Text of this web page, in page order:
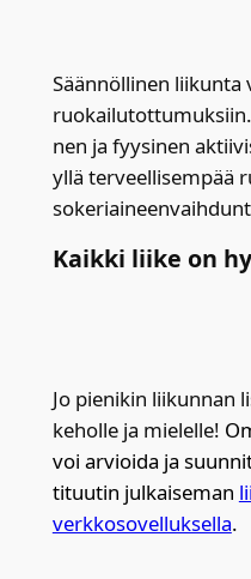
Sään­nöl­li­nen
nen ja fyy­si­nen
yllä ter­veel­li­sem­pää
Kaik­ki lii­ke on
Jo pie­ni­kin lii­kun­nan
kehol­le ja mie­lel­le!
voi arvioi­da ja
ti­tuu­tin jul­kai­se­man
verk­ko­so­vel­luk­sel­la.